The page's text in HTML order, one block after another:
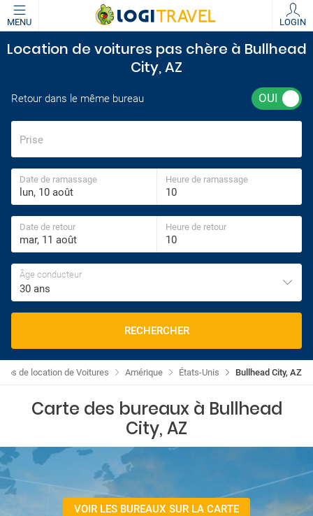
MENU LOGIN
Location de voitures pas chère à Bullhead
City, AZ
Retour dans le même bureau
Prise
Date de ramassage Heure de ramassage
Date de retour Heure de retour
Âge conducteur
30 ans
RECHERCHER
Bullhead City, AZ
États-Unis
Amérique
de location de Voitures
Carte des bureaux à Bullhead
City, AZ
VOIR LES BUREAUX SUR LA CARTE